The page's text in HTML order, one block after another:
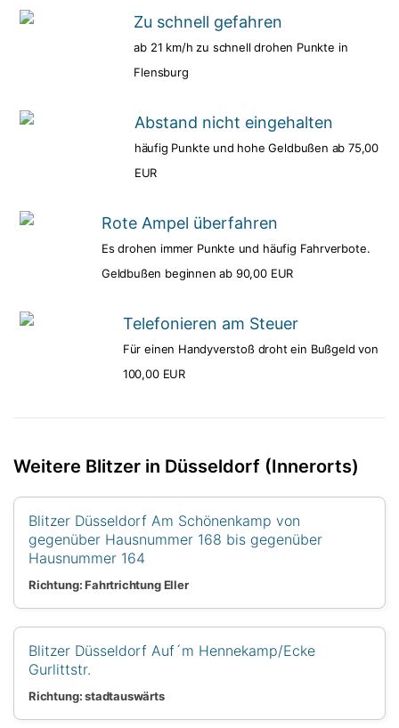
Zu schnell gefahren
ab 21 km/h zu schnell drohen Punkte in
Flensburg
Abstand nicht eingehalten
häufig Punkte und hohe Geldbußen ab 75,00
EUR
Rote Ampel überfahren
Es drohen immer Punkte und häufig Fahrverbote.
Geldbußen beginnen ab 90,00 EUR
Telefonieren am Steuer
Für einen Handyverstoß droht ein Bußgeld von
100,00 EUR
Weitere Blitzer in Düsseldorf (Innerorts)
Blitzer Düsseldorf Am Schönenkamp von
gegenüber Hausnummer 168 bis gegenüber
Hausnummer 164
Richtung: Fahrtrichtung Eller
Blitzer Düsseldorf Auf´m Hennekamp/Ecke
Gurlittstr.
Richtung: stadtauswärts